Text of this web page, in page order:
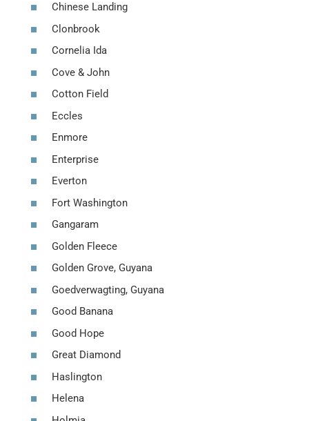
Chinese Landing
Clonbrook
Cornelia Ida
Cove & John
Cotton Field
Eccles
Enmore
Enterprise
Everton
Fort Washington
Gangaram
Golden Fleece
Golden Grove, Guyana
Goedverwagting, Guyana
Good Banana
Good Hope
Great Diamond
Haslington
Helena